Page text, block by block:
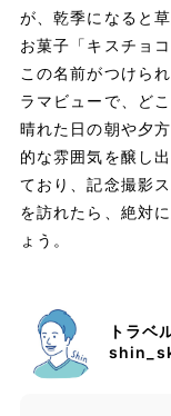
が、乾季になると
お菓子「キスチョ
この名前がつけら
ラマビューで、ど
晴れた日の朝や夕
的な雰囲気を醸し
ており、記念撮影
を訪れたら、絶対
ょう。
トラベ